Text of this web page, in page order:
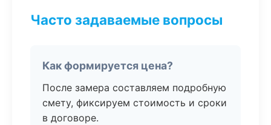
Часто задаваемые вопросы
Как формируется цена?
После замера составляем подробную
смету, фиксируем стоимость и сроки
в договоре.